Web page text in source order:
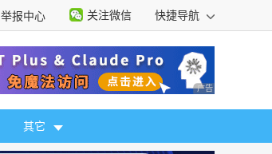
举报中心 关注微信 快捷导航
广告 商业广告，理
其它